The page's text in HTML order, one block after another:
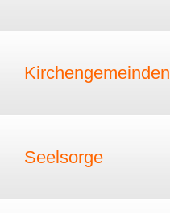
Kirchengemeinden
Seelsorge